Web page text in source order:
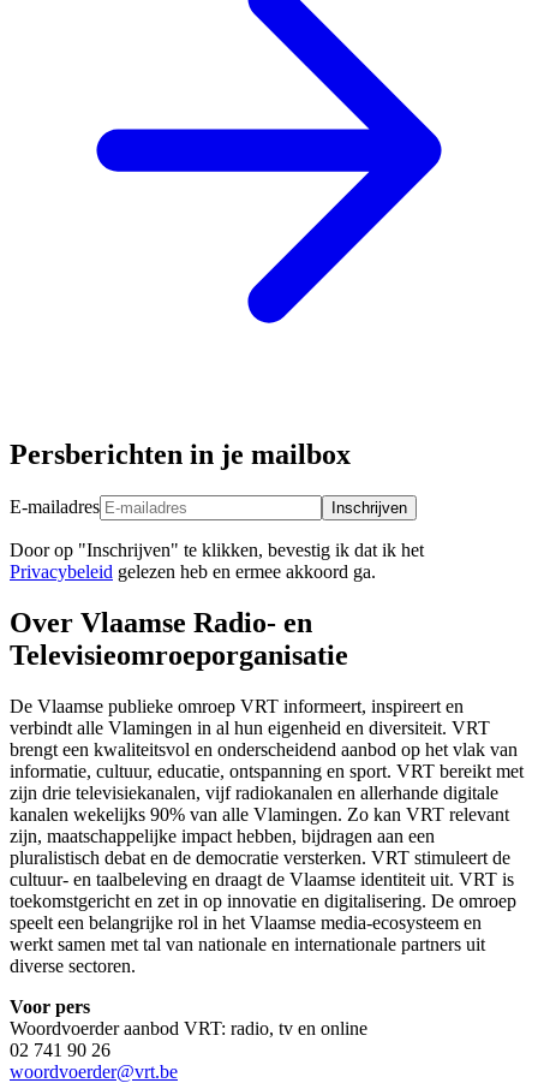
Persberichten in je mailbox
E-mailadres Inschrijven
Door op "Inschrijven" te klikken, bevestig ik dat ik het
Privacybeleid gelezen heb en ermee akkoord ga.
Over Vlaamse Radio- en
Televisieomroeporganisatie
De Vlaamse publieke omroep VRT informeert, inspireert en
verbindt alle Vlamingen in al hun eigenheid en diversiteit. VRT
brengt een kwaliteitsvol en onderscheidend aanbod op het vlak van
informatie, cultuur, educatie, ontspanning en sport. VRT bereikt met
zijn drie televisiekanalen, vijf radiokanalen en allerhande digitale
kanalen wekelijks 90% van alle Vlamingen. Zo kan VRT relevant
zijn, maatschappelijke impact hebben, bijdragen aan een
pluralistisch debat en de democratie versterken. VRT stimuleert de
cultuur- en taalbeleving en draagt de Vlaamse identiteit uit. VRT is
toekomstgericht en zet in op innovatie en digitalisering. De omroep
speelt een belangrijke rol in het Vlaamse media-ecosysteem en
werkt samen met tal van nationale en internationale partners uit
diverse sectoren.
Voor pers
Woordvoerder aanbod VRT: radio, tv en online
02 741 90 26
woordvoerder@vrt.be